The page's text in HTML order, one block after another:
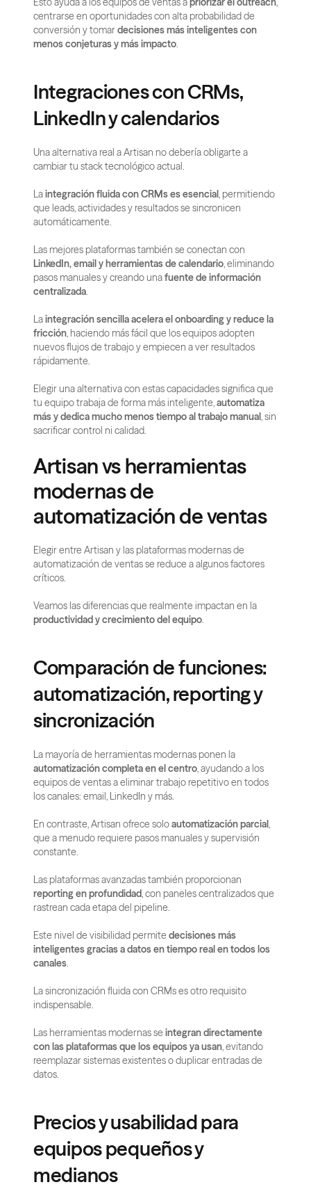
centrarse en oportunidades con alta probabilidad de
conversión y tomar decisiones más inteligentes con
menos conjeturas y más impacto.
Integraciones con CRMs,
LinkedIn y calendarios
Una alternativa real a Artisan no debería obligarte a
cambiar tu stack tecnológico actual.
La integración fluida con CRMs es esencial, permitiendo
que leads, actividades y resultados se sincronicen
automáticamente.
LinkedIn, email y herramientas de calendario, eliminando
pasos manuales y creando una fuente de información
centralizada.
La integración sencilla acelera el onboarding y reduce la
fricción, haciendo más fácil que los equipos adopten
nuevos flujos de trabajo y empiecen a ver resultados
rápidamente.
Elegir una alternativa con estas capacidades significa que
tu equipo trabaja de forma más inteligente, automatiza
más y dedica mucho menos tiempo al trabajo manual, sin
sacrificar control ni calidad.
Artisan vs herramientas
modernas de
automatización de ventas
Elegir entre Artisan y las plataformas modernas de
automatización de ventas se reduce a algunos factores
críticos.
productividad y crecimiento del equipo.
Comparación de funciones:
automatización, reporting y
sincronización
automatización completa en el centro, ayudando a los
equipos de ventas a eliminar trabajo repetitivo en todos
los canales: email, LinkedIn y más.
En contraste, Artisan ofrece solo automatización parcial,
que a menudo requiere pasos manuales y supervisión
constante.
reporting en profundidad, con paneles centralizados que
rastrean cada etapa del pipeline.
Este nivel de visibilidad permite decisiones más
inteligentes gracias a datos en tiempo real en todos los
canales.
La sincronización fluida con CRMs es otro requisito
indispensable.
Las herramientas modernas se integran directamente
con las plataformas que los equipos ya usan, evitando
reemplazar sistemas existentes o duplicar entradas de
datos.
Precios y usabilidad para
equipos pequeños y
medianos